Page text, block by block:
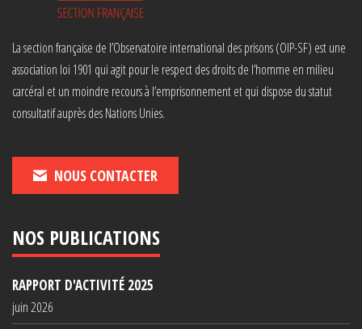
La section française de l’Observatoire international des prisons (OIP-SF) est une
association loi 1901 qui agit pour le respect des droits de l’homme en milieu
carcéral et un moindre recours à l’emprisonnement et qui dispose du statut
consultatif auprès des Nations Unies.
NOUS CONTACTER
NOS PUBLICATIONS
RAPPORT D'ACTIVITÉ 2025
juin 2026